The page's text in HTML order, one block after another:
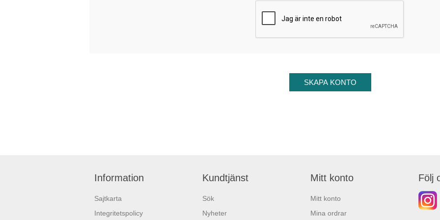
Information
Sajtkarta
Integritetspolicy
Kundtjänst
Sök
Nyheter
Mitt konto
Mitt konto
Mina ordrar
Följ